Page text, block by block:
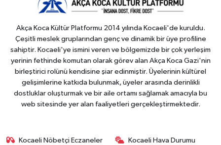
Akça Koca Kültür Platformu 2014 yılında Kocaeli'de kuruldu.
Çeşitli meslek gruplarından genç ve dinamik bir üye profiline
sahiptir. Kocaeli'ye ismini veren ve bölgemizde bir çok yerleşim
yerinin fethinde komutan olarak görev alan Akça Koca Gazi'nin
birleştirici rolünü kendisine şiar edinmiştir. Üyelerinin kültürel
gelişimlerine katkıda bulunmak, üyeler arasında derinlikli
dostluklar oluşturmak ve bir aile ortamı sağlamak amacıyla bu
web sitesinde yer alan faaliyetleri gerçekleştirmektedir.
Kocaeli Nöbetçi Eczaneler Kocaeli Hava Durumu